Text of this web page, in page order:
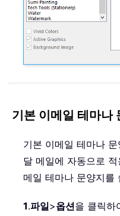
기본 이메일 테마나
기본 이메일 테마나
달 메일에 자동으로
메일 테마나 문양지를
1.파일>옵션을 클릭하